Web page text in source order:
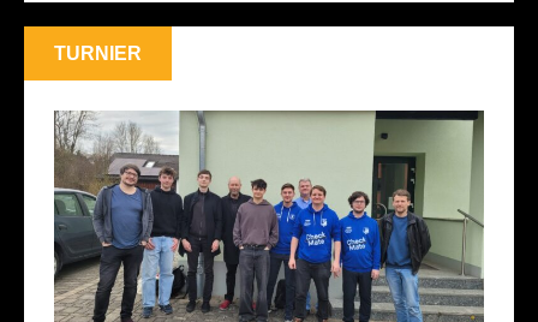
TURNIER